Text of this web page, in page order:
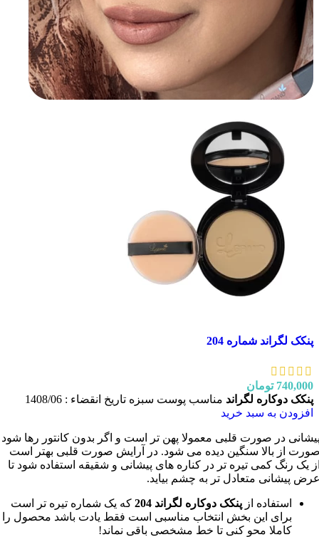
پنکک لگراند شماره 204
740,000 تومان
پنکک دوکاره لگراند مناسب پوست سبزه تاریخ انقضاء : 1408/06
افزودن به سبد خرید
در صورت قلبی معمولا پهن تر است و اگر بدون کانتور رها شود
از بالا سنگین دیده می شود. در آرایش صورت قلبی بهتر است
یک رنگ کمی تیره تر در کناره های پیشانی و شقیقه استفاده شود تا
پیشانی متعادل تر به چشم بیاید.
استفاده از پنکک دوکاره لگراند 204
که یک شماره تیره تر است
برای این بخش انتخاب مناسبی است فقط یادت باشد محصول را
کاملا محو کنی تا خط مشخصی باقی نماند!